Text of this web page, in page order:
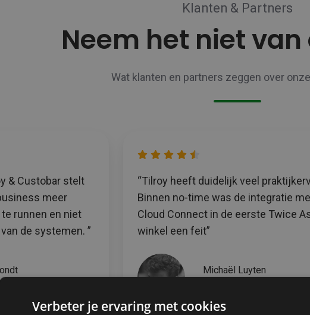
Klanten & Partners
Neem het niet van
Wat klanten en partners zeggen over
& Custobar stelt
meer
runnen en niet
de systemen. ”
X2O Badkamers
“Tilroy heeft duidelijk veel
Binnen no-time was de integratie
Cloud Connect in de eerste Twice
winkel een feit”
Michaël Luyten
Verbeter je ervaring met cookies